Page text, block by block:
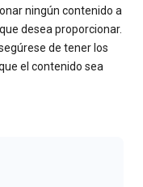
ningún contenido a
desea proporcionar.
de tener los
el contenido sea